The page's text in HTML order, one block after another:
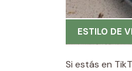
ESTILO DE
Si estás en